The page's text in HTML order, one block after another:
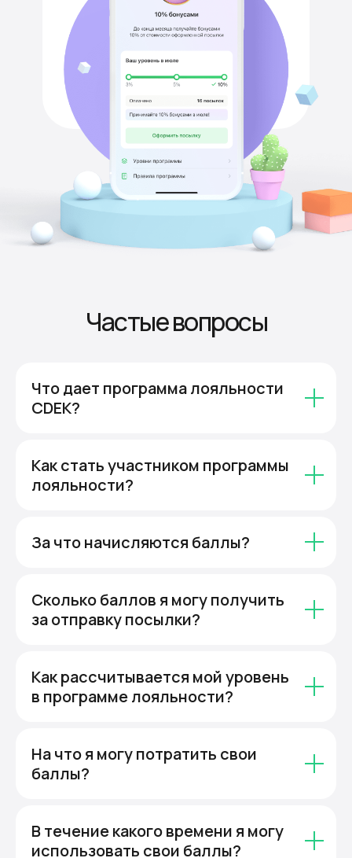
Частые вопросы
Что дает программа лояльности
CDEK?
Как стать участником программы
лояльности?
За что начисляются баллы?
Сколько баллов я могу получить
за отправку посылки?
Как рассчитывается мой уровень
в программе лояльности?
На что я могу потратить свои
баллы?
В течение какого времени я могу
использовать свои баллы?